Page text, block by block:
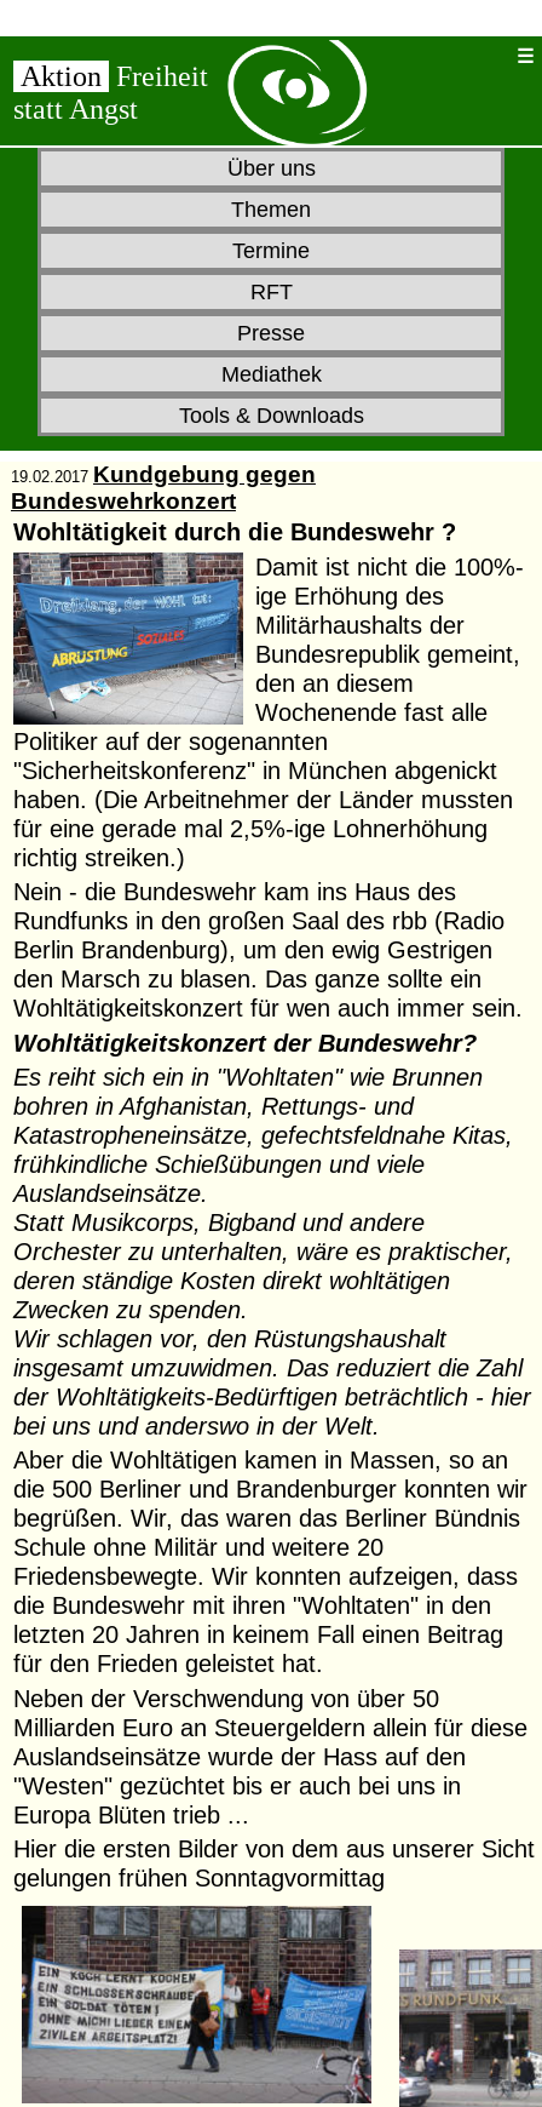
Aktion Freiheit
statt Angst
Über uns
Themen
Termine
RFT
Presse
Mediathek
Tools & Downloads
19.02.2017 Kundgebung gegen
Bundeswehrkonzert
Wohltätigkeit durch die Bundeswehr ?
Damit ist nicht die 100%-
ige Erhöhung des
Militärhaushalts der
Bundesrepublik gemeint,
den an diesem
Wochenende fast alle
Politiker auf der sogenannten
"Sicherheitskonferenz" in München abgenickt
haben. (Die Arbeitnehmer der Länder mussten
für eine gerade mal 2,5%-ige Lohnerhöhung
richtig streiken.)
Nein - die Bundeswehr kam ins Haus des
Rundfunks in den großen Saal des rbb (Radio
Berlin Brandenburg), um den ewig Gestrigen
den Marsch zu blasen. Das ganze sollte ein
Wohltätigkeitskonzert für wen auch immer sein.
Wohltätigkeitskonzert der Bundeswehr?
Es reiht sich ein in "Wohltaten" wie Brunnen
bohren in Afghanistan, Rettungs- und
Katastropheneinsätze, gefechtsfeldnahe Kitas,
frühkindliche Schießübungen und viele
Auslandseinsätze.
Statt Musikcorps, Bigband und andere
Orchester zu unterhalten, wäre es praktischer,
deren ständige Kosten direkt wohltätigen
Zwecken zu spenden.
Wir schlagen vor, den Rüstungshaushalt
insgesamt umzuwidmen. Das reduziert die Zahl
der Wohltätigkeits-Bedürftigen beträchtlich - hier
bei uns und anderswo in der Welt.
Aber die Wohltätigen kamen in Massen, so an
die 500 Berliner und Brandenburger konnten wir
begrüßen. Wir, das waren das Berliner Bündnis
Schule ohne Militär und weitere 20
Friedensbewegte. Wir konnten aufzeigen, dass
die Bundeswehr mit ihren "Wohltaten" in den
letzten 20 Jahren in keinem Fall einen Beitrag
für den Frieden geleistet hat.
Neben der Verschwendung von über 50
Milliarden Euro an Steuergeldern allein für diese
Auslandseinsätze wurde der Hass auf den
"Westen" gezüchtet bis er auch bei uns in
Europa Blüten trieb ...
Hier die ersten Bilder von dem aus unserer Sicht
gelungen frühen Sonntagvormittag